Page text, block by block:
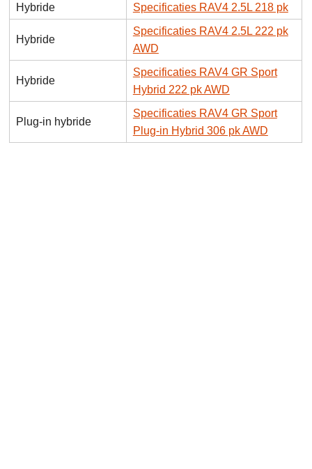
Hybride
Specificaties RAV4 2.5L 218 pk
Hybride
Specificaties RAV4 2.5L 222 pk
AWD
Hybride
Specificaties RAV4 GR Sport
Hybrid 222 pk AWD
Plug-in hybride
Specificaties RAV4 GR Sport
Plug-in Hybrid 306 pk AWD